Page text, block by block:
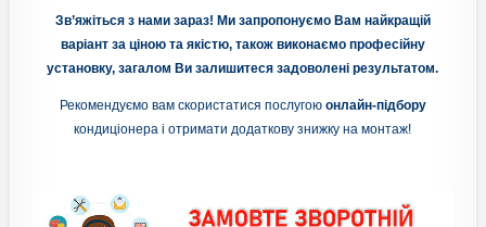
Зв’яжіться з нами зараз! Ми запропонуємо Вам найкращій
варіант за ціною та якістю, також виконаємо професійну
установку, загалом Ви залишитеся задоволені результатом.
Рекомендуємо вам скористатися послугою онлайн-підбору
кондиціонера і отримати додаткову знижку на монтаж!